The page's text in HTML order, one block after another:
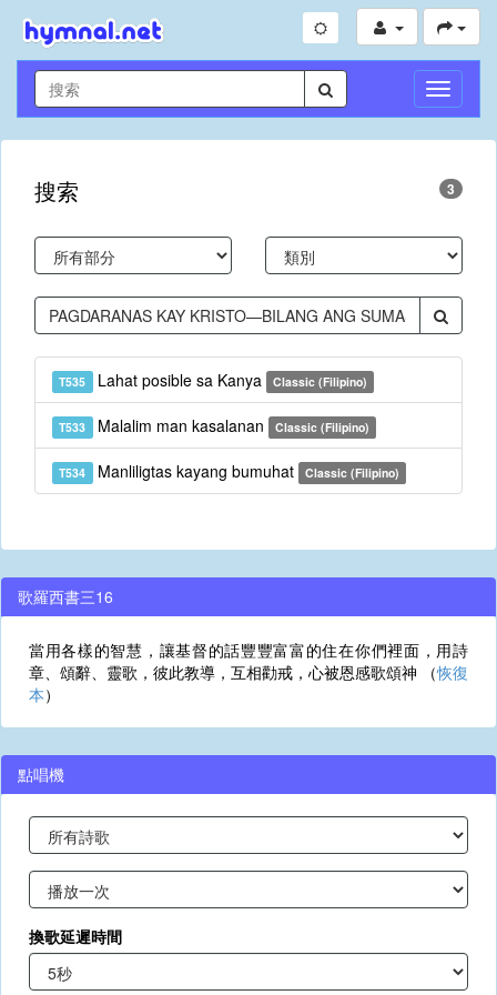
切
換
導
搜索 3
T535 Lahat posible sa Kanya Classic (Filipino)
T533 Malalim man kasalanan Classic (Filipino)
T534 Manliligtas kayang bumuhat Classic (Filipino)
歌羅西書三16
當用各樣的智慧，讓基督的話豐豐富富的住在你們裡面，用詩
章、頌辭、靈歌，彼此教導，互相勸戒，心被恩感歌頌神 （恢復
本）
點唱機
換歌延遲時間